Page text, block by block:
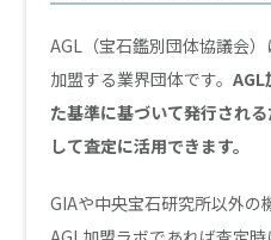
AGL（宝石鑑別団体協議会
加盟する業界団体です。AGL
た基準に基づいて発行され
して査定に活用できます。
GIAや中央宝石研究所以外の